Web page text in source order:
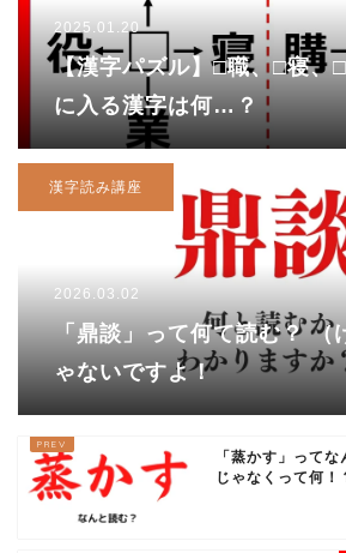
2025.01.20
【漢字パズル】□職、□寝
に入る漢字は何…？
漢字読み講座
2026.03.02
「鼎談」って何て読む？ （
ゃないですよ！
「蒸かす」って
じゃなくって何！